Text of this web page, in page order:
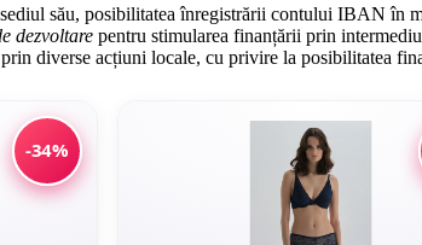
său, posibilitatea înregistrării contului IBAN în
dezvoltare pentru stimularea finanțării prin
diverse acțiuni locale, cu privire la posibilitatea
-34%